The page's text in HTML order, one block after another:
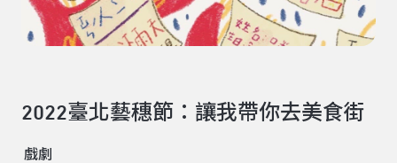
2022臺北藝穗節：讓我帶你去美食街
戲劇